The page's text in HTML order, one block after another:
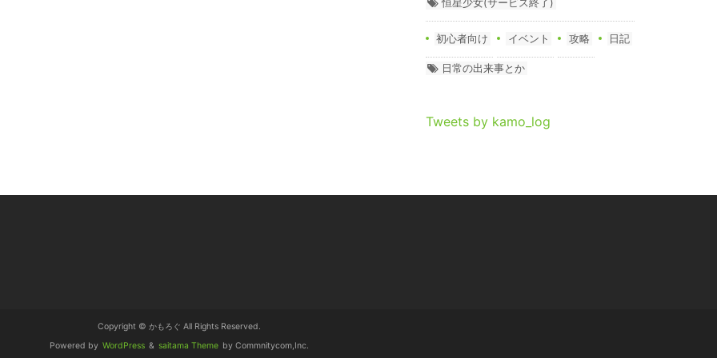
初心者向け イベント 攻略 日記
日常の出来事とか
Tweets by kamo_log
Copyright © かもろぐ All Rights Reserved.
Powered by WordPress & saitama Theme by Commnitycom,Inc.